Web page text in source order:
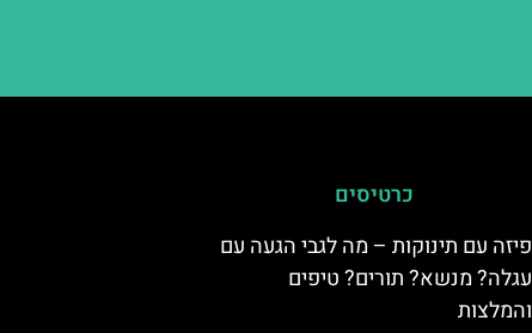
כרטיסים
פיזה עם תינוקות – מה לגבי הגעה עם
עגלה? מנשא? תורים? טיפים
והמלצות